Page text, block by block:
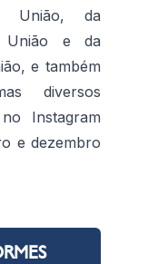
União, da
União e da
e também
diversos
Instagram
e dezembro